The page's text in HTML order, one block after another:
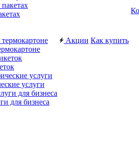
услуги
для бизнеса
Акции Как купить